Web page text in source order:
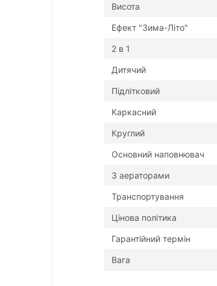
Висота
Ефект "Зима-Літо"
2 в 1
Дитячий
Підлітковий
Каркасний
Круглий
Основний наповнювач
З аераторами
Транспортування
Цінова політика
Гарантійний термін
Вага